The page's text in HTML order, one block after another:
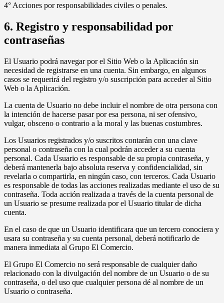
4° Acciones por responsabilidades civiles o penales.
6. Registro y responsabilidad por
contraseñas
El Usuario podrá navegar por el Sitio Web o la Aplicación sin
necesidad de registrarse en una cuenta. Sin embargo, en algunos
casos se requerirá del registro y/o suscripción para acceder al Sitio
Web o la Aplicación.
La cuenta de Usuario no debe incluir el nombre de otra persona con
la intención de hacerse pasar por esa persona, ni ser ofensivo,
vulgar, obsceno o contrario a la moral y las buenas costumbres.
Los Usuarios registrados y/o suscritos contarán con una clave
personal o contraseña con la cual podrán acceder a su cuenta
personal. Cada Usuario es responsable de su propia contraseña, y
deberá mantenerla bajo absoluta reserva y confidencialidad, sin
revelarla o compartirla, en ningún caso, con terceros. Cada Usuario
es responsable de todas las acciones realizadas mediante el uso de su
contraseña. Toda acción realizada a través de la cuenta personal de
un Usuario se presume realizada por el Usuario titular de dicha
cuenta.
En el caso de que un Usuario identificara que un tercero conociera y
usara su contraseña y su cuenta personal, deberá notificarlo de
manera inmediata al Grupo El Comercio.
El Grupo El Comercio no será responsable de cualquier daño
relacionado con la divulgación del nombre de un Usuario o de su
contraseña, o del uso que cualquier persona dé al nombre de un
Usuario o contraseña.